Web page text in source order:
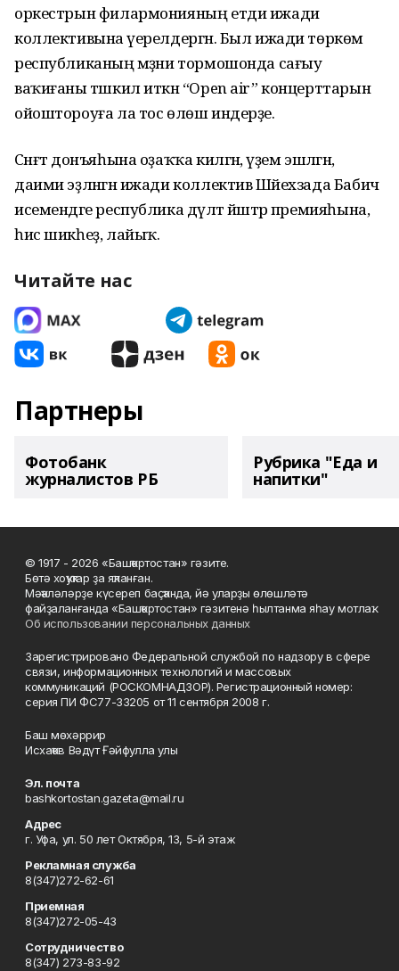
оркестрын фи­лармонияның етди ижади
коллективына әүерелдергән. Был ижади төркөм
респуб­ликаның мәҙәни тормошонда сағыу
ваҡиғаны тәшкил иткән “Open air” концерттарын
ойоштороуға ла тос өлөш индерҙе.
Сәнғәт донъяһына оҙаҡҡа кил­гән, әүҙем эшләгән,
даими эҙләнгән ижади коллектив Шәйехзада Бабич
исемендәге республика дәүләт йәштәр премияһына,
һис шикһеҙ, лайыҡ.
Читайте нас
Партнеры
Фотобанк
журналистов РБ
Рубрика "Еда и
напитки"
© 1917 - 2026 «Башҡортостан» гәзите.
Бөтә хоҡуҡтар ҙа яҡланған.
Мәҡәләләрҙе күсереп баҫҡанда, йә уларҙы өлөшләтә
файҙаланғанда «Башҡортостан» гәзитенә һылтанма яһау мотлаҡ.
Об использовании персональных данных
Зарегистрировано Федеральной службой по надзору в сфере
связи, информационных технологий и массовых
коммуникаций (РОСКОМНАДЗОР). Регистрационный номер:
серия ПИ ФС77-33205 от 11 сентября 2008 г.
Баш мөхәррир
Исхаҡов Вәдүт Ғәйфулла улы
Эл. почта
bashkortostan.gazeta@mail.ru
Адрес
г. Уфа, ул. 50 лет Октября, 13, 5-й этаж
Рекламная служба
8(347)272-62-61
Приемная
8(347)272-05-43
Сотрудничество
8(347) 273-83-92